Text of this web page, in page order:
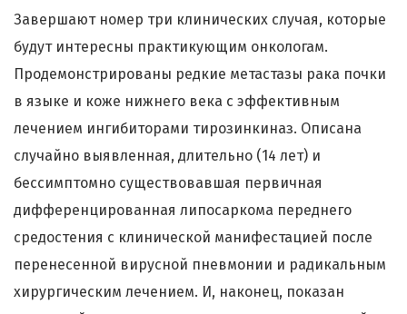
Завершают номер три клинических случая, которые
будут интересны практикующим онкологам.
Продемонстрированы редкие метастазы рака почки
в языке и коже нижнего века с эффективным
лечением ингибиторами тирозинкиназ. Описана
случайно выявленная, длительно (14 лет) и
бессимптомно существовавшая первичная
дифференцированная липосаркома переднего
средостения с клинической манифестацией после
перенесенной вирусной пневмонии и радикальным
хирургическим лечением. И, наконец, показан